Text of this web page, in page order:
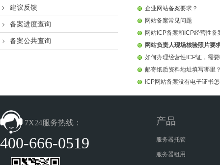
建议反馈
备案进度查询
备案公共查询
企业网站备案要求？
网站备案常见问题
网站ICP备案和ICP经营性备
网站负责人现场核验照片要
如何办理经营性ICP证，需
邮寄纸质资料地址填写哪里
ICP网站备案没有电子证书
7X24服务热线：
400-666-0519
产品
服务器托管
服务器租用